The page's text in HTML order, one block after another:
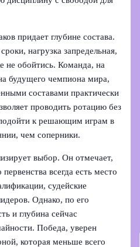
придает глубине состава.
нагрузка запредельная,
не обойтись. Команда, на
будущего чемпиона мира,
составами практически
проводить ротацию без
подойти к решающим играм в
чем соперники.
выбор. Он отмечает,
всегда есть место
судейские
Однако, по его
и глубина сейчас
Победа, уверен
которая меньше всего